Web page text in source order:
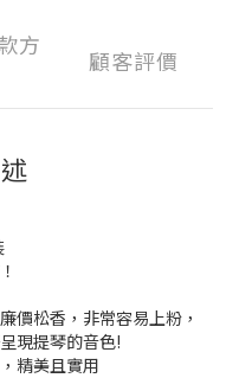
方
顧客評價
價松香，非常容易上粉，
現提琴的音色!
精美且實用